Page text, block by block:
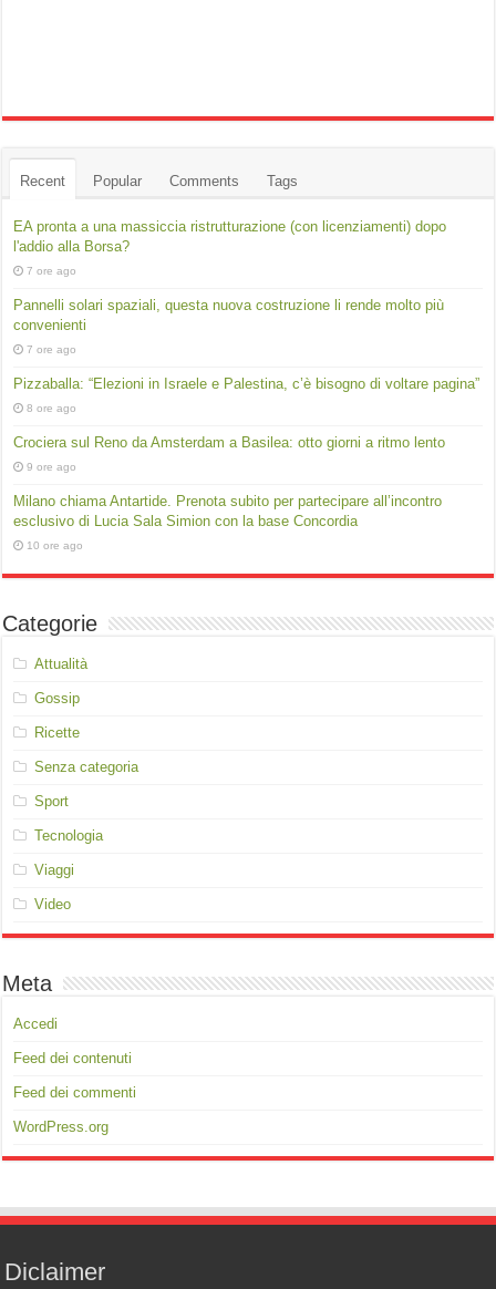
Recent Popular Comments Tags
EA pronta a una massiccia ristrutturazione (con licenziamenti) dopo
l'addio alla Borsa?
7 ore ago
Pannelli solari spaziali, questa nuova costruzione li rende molto più
convenienti
7 ore ago
Pizzaballa: “Elezioni in Israele e Palestina, c’è bisogno di voltare pagina”
8 ore ago
Crociera sul Reno da Amsterdam a Basilea: otto giorni a ritmo lento
9 ore ago
Milano chiama Antartide. Prenota subito per partecipare all’incontro
esclusivo di Lucia Sala Simion con la base Concordia
10 ore ago
Categorie
Attualità
Gossip
Ricette
Senza categoria
Sport
Tecnologia
Viaggi
Video
Meta
Accedi
Feed dei contenuti
Feed dei commenti
WordPress.org
Diclaimer